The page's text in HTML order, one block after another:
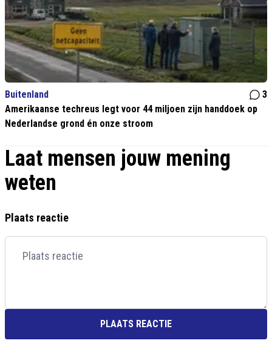
Buitenland
3
Amerikaanse techreus legt voor 44 miljoen zijn handdoek op
Nederlandse grond én onze stroom
Laat mensen jouw mening
weten
Plaats reactie
PLAATS REACTIE